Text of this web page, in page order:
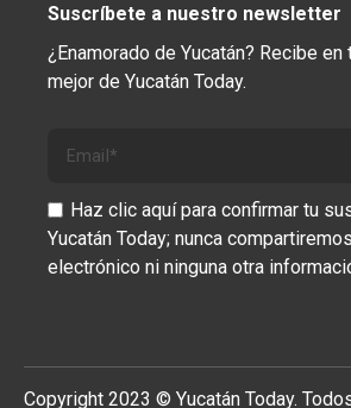
Suscríbete a nuestro newsletter
¿Enamorado de Yucatán? Recibe en
mejor de Yucatán Today.
Haz clic aquí para confirmar tu
Yucatán Today; nunca
electrónico ni ninguna otra
Copyright 2023 © Yucatán Today.